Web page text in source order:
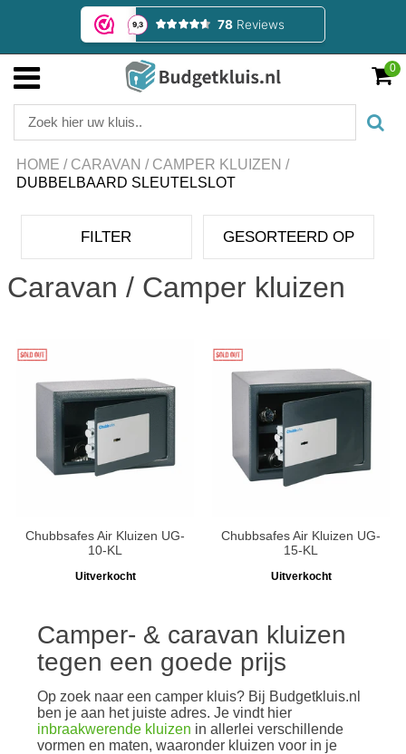
0
HOME / CARAVAN / CAMPER KLUIZEN /
DUBBELBAARD SLEUTELSLOT
FILTER GESORTEERD OP
Caravan / Camper kluizen
Chubbsafes Air Kluizen UG-
10-KL
Uitverkocht
Chubbsafes Air Kluizen UG-
15-KL
Uitverkocht
Camper- & caravan kluizen
tegen een goede prijs
Op zoek naar een camper kluis? Bij Budgetkluis.nl
ben je aan het juiste adres. Je vindt hier
inbraakwerende kluizen in allerlei verschillende
vormen en maten, waaronder kluizen voor in je